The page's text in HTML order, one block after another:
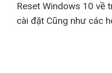
Reset Windows 10 về
cài đặt Cũng như các